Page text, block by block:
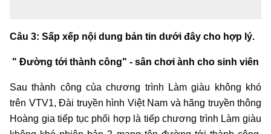
Câu 3: Sấp xếp nội dung bản tin dưới đây cho hợp lý.
" Đường tới thành công" - sân chơi ành cho sinh viên
Sau thành công của chương trình Làm giàu không khó
trên VTV1, Đài truyền hình Việt Nam và hãng truyền thông
Hoàng gia tiếp tục phối hợp là tiếp chương trình Làm giàu